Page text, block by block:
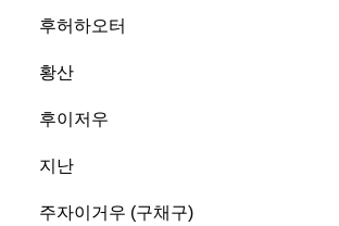
후허하오터
황산
후이저우
지난
주자이거우 (구채구)